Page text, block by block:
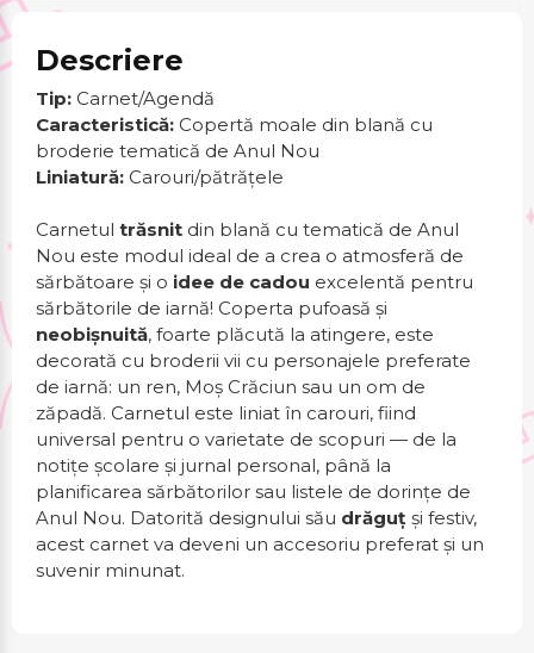
Descriere
Tip: Carnet/Agendă
Caracteristică: Copertă moale din blană cu
broderie tematică de Anul Nou
Liniatură: Carouri/pătrățele
Carnetul trăsnit din blană cu tematică de Anul
Nou este modul ideal de a crea o atmosferă de
sărbătoare și o idee de cadou excelentă pentru
sărbătorile de iarnă! Coperta pufoasă și
neobișnuită, foarte plăcută la atingere, este
decorată cu broderii vii cu personajele preferate
de iarnă: un ren, Moș Crăciun sau un om de
zăpadă. Carnetul este liniat în carouri, fiind
universal pentru o varietate de scopuri — de la
notițe școlare și jurnal personal, până la
planificarea sărbătorilor sau listele de dorințe de
Anul Nou. Datorită designului său drăguț și festiv,
acest carnet va deveni un accesoriu preferat și un
suvenir minunat.